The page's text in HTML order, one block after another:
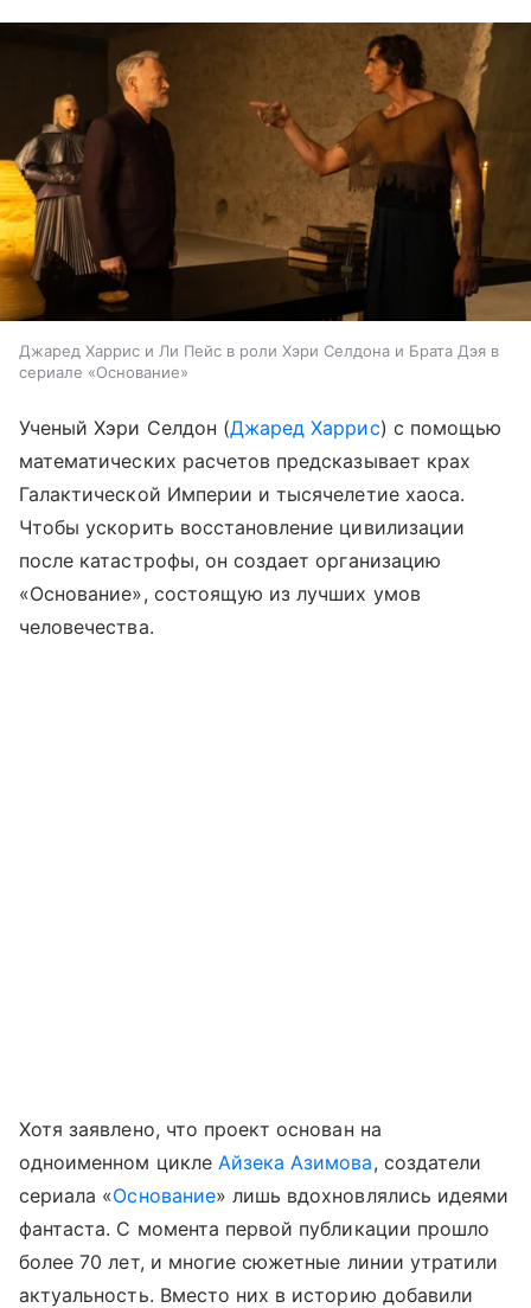
Джаред Харрис и Ли Пейс в роли Хэри Селдона и Брата Дэя в
сериале «Основание»
Ученый Хэри Селдон (Джаред Харрис) с помощью
математических расчетов предсказывает крах
Галактической Империи и тысячелетие хаоса.
Чтобы ускорить восстановление цивилизации
после катастрофы, он создает организацию
«Основание», состоящую из лучших умов
человечества.
Хотя заявлено, что проект основан на
одноименном цикле Айзека Азимова, создатели
сериала «Основание» лишь вдохновлялись идеями
фантаста. С момента первой публикации прошло
более 70 лет, и многие сюжетные линии утратили
актуальность. Вместо них в историю добавили